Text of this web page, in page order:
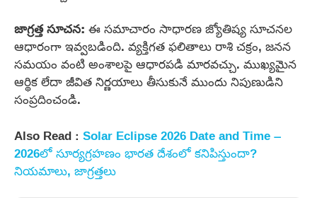
జాగ్రత్త సూచన:ఈ సమాచారం సాధారణ జ్యోతిష్య సూచనల
ఆధారంగా ఇవ్వబడింది. వ్యక్తిగత ఫలితాలు రాశి చక్రం, జనన
సమయం వంటి అంశాలపై ఆధారపడి మారవచ్చు. ముఖ్యమైన
ఆర్థిక లేదా జీవిత నిర్ణయాలు తీసుకునే ముందు నిపుణుడిని
సంప్రదించండి.
Also Read : Solar Eclipse 2026 Date and Time –
2026లో సూర్యగ్రహణం భారత దేశంలో కనిపిస్తుందా?
నియమాలు, జాగ్రత్తలు